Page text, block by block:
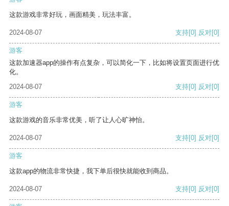
这款游戏非常好玩，画面精美，玩法丰富。
2024-08-07 支持[0] 反对[0]
游客
这款加速器app的操作有点复杂，可以简化一下，比如将设置页面进行优
化。
2024-08-07
支持[0] 反对[0]
游客
这款游戏的音乐非常优美，听了让人心旷神怡。
2024-08-07 支持[0] 反对[0]
游客
这款app的物流非常快捷，我下单后很快就能收到商品。
2024-08-07 支持[0] 反对[0]